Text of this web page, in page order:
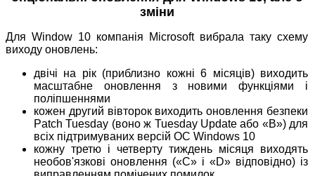
зміни
Для Window 10 компанія Microsoft вибрала таку схему
виходу оновлень:
двічі на рік (приблизно кожні 6 місяців) виходить
масштабне оновлення з новими функціями і
поліпшеннями
кожен другий вівторок виходить оновлення безпеки
Patch Tuesday (воно ж Tuesday Update або «B») для
всіх підтримуваних версій ОС Windows 10
кожну третю і четверту тиждень місяця виходять
необов'язкові оновлення («C» і «D» відповідно) із